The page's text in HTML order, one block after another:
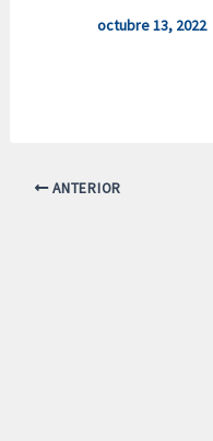
octubre 13, 2022
ANTERIOR